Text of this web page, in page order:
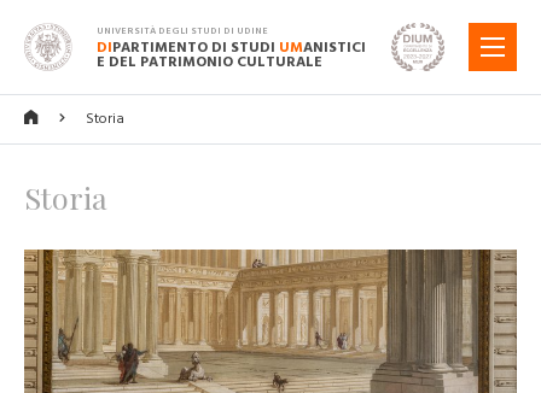
UNIVERSITÀ DEGLI STUDI DI UDINE
DIPARTIMENTO DI STUDI UMANISTICI
E DEL PATRIMONIO CULTURALE
MENU
Storia
Storia